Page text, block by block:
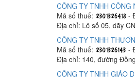
CÔNG TY TNHH CÔNG
Mã số thuế:
-
Địa chỉ: Lô số 05, dãy
CÔNG TY TNHH
Mã số thuế:
-
Địa chỉ: 140, đường
CÔNG TY TNHH GIÁO